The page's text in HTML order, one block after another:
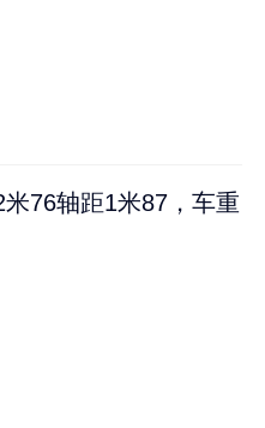
76轴距1米87，车重